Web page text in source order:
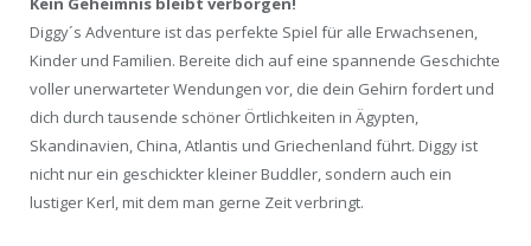
Diggy´s Adventure ist das perfekte Spiel für alle Erwachsenen,
Kinder und Familien. Bereite dich auf eine spannende Geschichte
voller unerwarteter Wendungen vor, die dein Gehirn fordert und
dich durch tausende schöner Örtlichkeiten in Ägypten,
Skandinavien, China, Atlantis und Griechenland führt. Diggy ist
nicht nur ein geschickter kleiner Buddler, sondern auch ein
lustiger Kerl, mit dem man gerne Zeit verbringt.